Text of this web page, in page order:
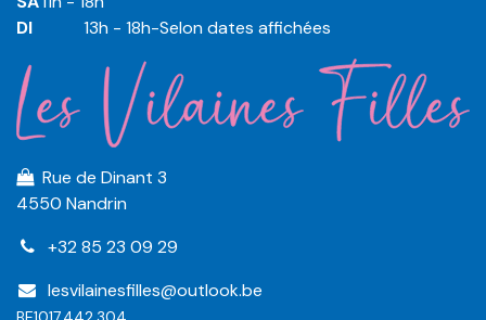
DI
​​​ 13h - 18h-Selon dates affichées
Rue de Dinant 3
4550 Nandrin
+32 85 23 09 29
lesvilainesfilles@outlook.be